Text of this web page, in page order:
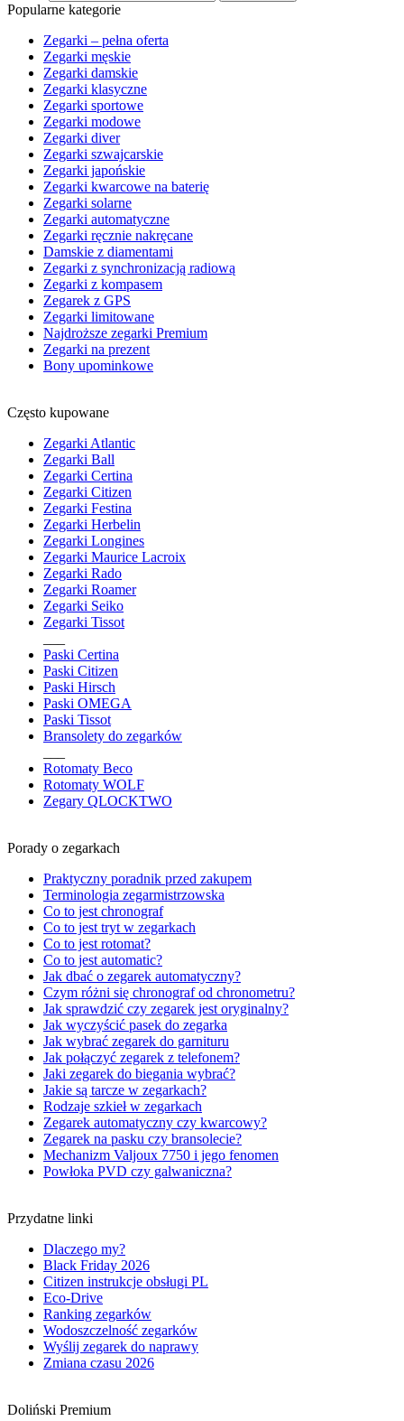
Popularne kategorie
Zegarki – pełna oferta
Zegarki męskie
Zegarki damskie
Zegarki klasyczne
Zegarki sportowe
Zegarki modowe
Zegarki diver
Zegarki szwajcarskie
Zegarki japońskie
Zegarki kwarcowe na baterię
Zegarki solarne
Zegarki automatyczne
Zegarki ręcznie nakręcane
Damskie z diamentami
Zegarki z synchronizacją radiową
Zegarki z kompasem
Zegarek z GPS
Zegarki limitowane
Najdroższe zegarki Premium
Zegarki na prezent
Bony upominkowe
Często kupowane
Zegarki Atlantic
Zegarki Ball
Zegarki Certina
Zegarki Citizen
Zegarki Festina
Zegarki Herbelin
Zegarki Longines
Zegarki Maurice Lacroix
Zegarki Rado
Zegarki Roamer
Zegarki Seiko
Zegarki Tissot
Paski Certina
Paski Citizen
Paski Hirsch
Paski OMEGA
Paski Tissot
Bransolety do zegarków
Rotomaty Beco
Rotomaty WOLF
Zegary QLOCKTWO
Porady o zegarkach
Praktyczny poradnik przed zakupem
Terminologia zegarmistrzowska
Co to jest chronograf
Co to jest tryt w zegarkach
Co to jest rotomat?
Co to jest automatic?
Jak dbać o zegarek automatyczny?
Czym różni się chronograf od chronometru?
Jak sprawdzić czy zegarek jest oryginalny?
Jak wyczyścić pasek do zegarka
Jak wybrać zegarek do garnituru
Jak połączyć zegarek z telefonem?
Jaki zegarek do biegania wybrać?
Jakie są tarcze w zegarkach?
Rodzaje szkieł w zegarkach
Zegarek automatyczny czy kwarcowy?
Zegarek na pasku czy bransolecie?
Mechanizm Valjoux 7750 i jego fenomen
Powłoka PVD czy galwaniczna?
Przydatne linki
Dlaczego my?
Black Friday 2026
Citizen instrukcje obsługi PL
Eco-Drive
Ranking zegarków
Wodoszczelność zegarków
Wyślij zegarek do naprawy
Zmiana czasu 2026
Doliński Premium